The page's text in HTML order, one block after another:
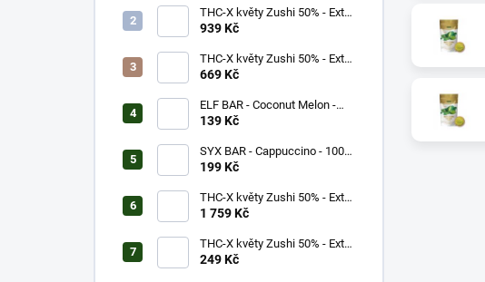
THC-X květy Zushi 50% - Extra
Strong (5g)
939 Kč
THC-X květy Zushi 50% - Extra
Strong (3g)
669 Kč
ELF BAR - Coconut Melon -
600 potáhnutí - 20mg
139 Kč
SYX BAR - Cappuccino - 1000
potáhnutí - 16,5mg
199 Kč
THC-X květy Zushi 50% - Extra
Strong (10g)
1 759 Kč
THC-X květy Zushi 50% - Extra
Strong (1g)
249 Kč